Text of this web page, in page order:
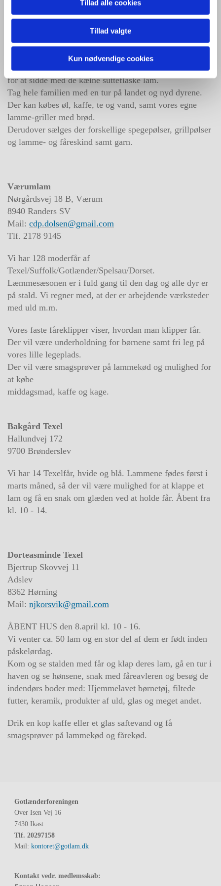
Tillad alle cookies
Tillad valgte
Kun nødvendige cookies
Mail:mail@vradsgaarde.dk
Kom og se 450 får på stald og godt 600 lam, som alle er
født inden for de sidste 2 måneder.
Der vises rundt i stalden hele dagen og der er mulighed
for at sidde med de kælne sutteflaske lam.
Tag hele familien med en tur på landet og nyd dyrene.
Der kan købes øl, kaffe, te og vand, samt vores egne
lamme-griller med brød.
Derudover sælges der forskellige spegepølser, grillpølser
og lamme- og fåreskind samt garn.
Værumlam
Nørgårdsvej 18 B, Værum
8940 Randers SV
Mail: cdp.dolsen@gmail.com
Tlf. 2178 9145
Vi har 128 moderfår af
Texel/Suffolk/Gotlænder/Spelsau/Dorset.
Læmmesæsonen er i fuld gang til den dag og alle dyr er
på stald. Vi regner med, at der er arbejdende værksteder
med uld m.m.
Vores faste fåreklipper viser, hvordan man klipper får.
Der vil være underholdning for børnene samt fri leg på
vores lille legeplads.
Der vil være smagsprøver på lammekød og mulighed for
at købe
middagsmad, kaffe og kage.
Bakgård Texel
Hallundvej 172
9700 Brønderslev
Vi har 14 Texelfår, hvide og blå. Lammene fødes først i
marts måned, så der vil være mulighed for at klappe et
lam og få en snak om glæden ved at holde får. Åbent fra
kl. 10 - 14.
Dorteasminde Texel
Bjertrup Skovvej 11
Adslev
8362 Hørning
Mail: njkorsvik@gmail.com
ÅBENT HUS den 8.april kl. 10 - 16.
Vi venter ca. 50 lam og en stor del af dem er født inden
påskelørdag.
Kom og se stalden med får og klap deres lam, gå en tur i
haven og se hønsene, snak med fåreavleren og besøg de
indendørs boder med: Hjemmelavet børnetøj, filtede
futter, keramik, produkter af uld, glas og meget andet.
Drik en kop kaffe eller et glas saftevand og få
smagsprøver på lammekød og fårekød.
Gotlænderforeningen
Over Isen Vej 16
7430 Ikast
Tlf. 20297158
Mail: kontoret@gotlam.dk
Kontakt vedr. medlemsskab: